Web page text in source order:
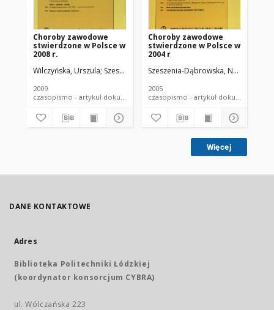
Choroby zawodowe
stwierdzone w Polsce w
2008 r.
Wilczyńska, Urszula Szeszenia-Dąbrowska, Neonila Szymczak,
2009
czasopismo - artykuł dokument piśmienniczy
Choroby zawodowe
stwierdzone w Polsce w
2004 r
Szeszenia-Dąbrowska, Neonila
2005
czasopismo - artykuł
Więcej
DANE KONTAKTOWE
Adres
Biblioteka Politechniki Łódzkiej
(koordynator konsorcjum CYBRA)
ul. Wólczańska 223